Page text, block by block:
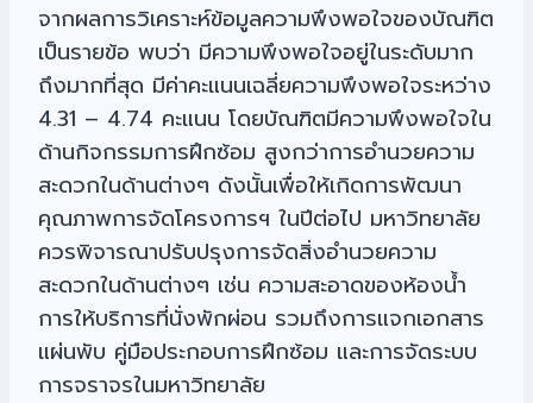
จากผลการวิเคราะห์ข้อมูลความพึงพอใจของบัณฑิต
เป็นรายข้อ พบว่า มีความพึงพอใจอยู่ในระดับมาก
ถึงมากที่สุด มีค่าคะแนนเฉลี่ยความพึงพอใจระหว่าง
4.31 – 4.74 คะแนน โดยบัณฑิตมีความพึงพอใจใน
ด้านกิจกรรมการฝึกซ้อม สูงกว่าการอำนวยความ
สะดวกในด้านต่างๆ ดังนั้นเพื่อให้เกิดการพัฒนา
คุณภาพการจัดโครงการฯ ในปีต่อไป มหาวิทยาลัย
ควรพิจารณาปรับปรุงการจัดสิ่งอำนวยความ
สะดวกในด้านต่างๆ เช่น ความสะอาดของห้องน้ำ
การให้บริการที่นั่งพักผ่อน รวมถึงการแจกเอกสาร
แผ่นพับ คู่มือประกอบการฝึกซ้อม และการจัดระบบ
การจราจรในมหาวิทยาลัย